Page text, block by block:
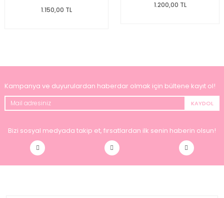
1.150,00 TL
1.200,00 TL
Kampanya ve duyurulardan haberdar olmak için bültene kayıt ol!
KAYDOL
Bizi sosyal medyada takip et, fırsatlardan ilk senin haberin olsun!